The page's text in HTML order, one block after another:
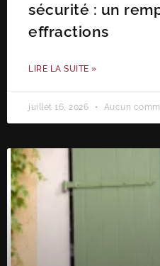
sécurité : un
effractions
LIRE LA SUITE »
juillet 16, 2026 Aucun